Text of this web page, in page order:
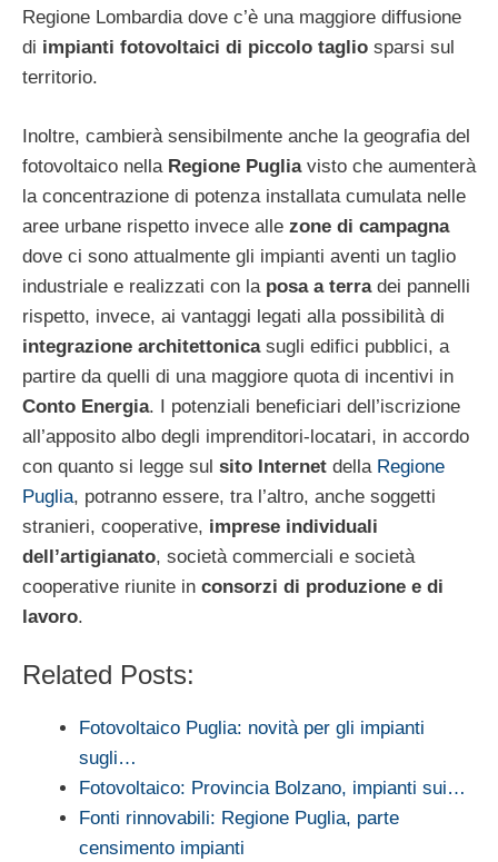
Regione Lombardia dove c’è una maggiore diffusione
di impianti fotovoltaici di piccolo taglio sparsi sul
territorio.
Inoltre, cambierà sensibilmente anche la geografia del
fotovoltaico nella Regione Pugliavisto che aumenterà
la concentrazione di potenza installata cumulata nelle
aree urbane rispetto invece alle zone di campagna
dove ci sono attualmente gli impianti aventi un taglio
industriale e realizzati con la posa a terradei pannelli
rispetto, invece, ai vantaggi legati alla possibilità di
integrazione architettonicasugli edifici pubblici, a
partire da quelli di una maggiore quota di incentivi in
Conto Energia. I potenziali beneficiari dell’iscrizione
all’apposito albo degli imprenditori-locatari, in accordo
con quanto si legge sul sito Internet della Regione
Puglia, potranno essere, tra l’altro, anche soggetti
stranieri, cooperative, imprese individuali
dell’artigianato, società commerciali e società
cooperative riunite in consorzi di produzione e di
lavoro.
Related Posts:
Fotovoltaico Puglia: novità per gli impianti
sugli…
Fotovoltaico: Provincia Bolzano, impianti sui…
Fonti rinnovabili: Regione Puglia, parte
censimento impianti